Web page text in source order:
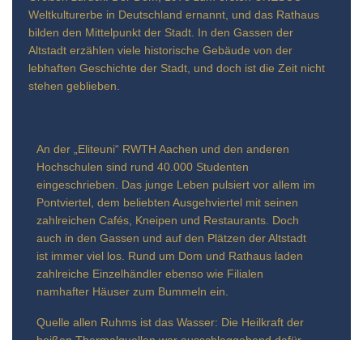
Weltkulturerbe in Deutschland ernannt, und das Rathaus
bilden den Mittelpunkt der Stadt. In den Gassen der
Altstadt erzählen viele historische Gebäude von der
lebhaften Geschichte der Stadt, und doch ist die Zeit nicht
stehen geblieben.
An der „Eliteuni“ RWTH Aachen und den anderen
Hochschulen sind rund 40.000 Studenten
eingeschrieben. Das junge Leben pulsiert vor allem im
Pontviertel, dem beliebten Ausgehviertel mit seinen
zahlreichen Cafés, Kneipen und Restaurants. Doch
auch in den Gassen und auf den Plätzen der Altstadt
ist immer viel los. Rund um Dom und Rathaus laden
zahlreiche Einzelhändler ebenso wie Filialen
namhafter Häuser zum Bummeln ein.
Quelle allen Ruhms ist das Wasser: Die Heilkraft der